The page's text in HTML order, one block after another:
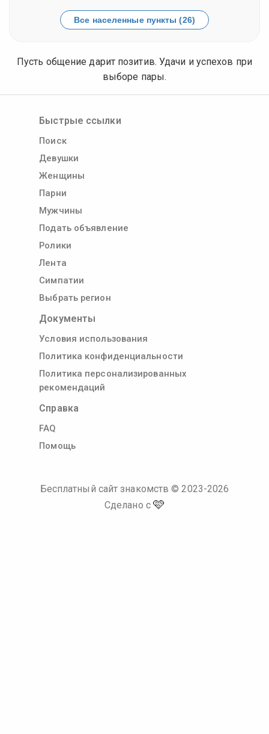
Все населенные пункты (26)
Пусть общение дарит позитив. Удачи и успехов при
выборе пары.
Быстрые ссылки
Поиск
Девушки
Женщины
Парни
Мужчины
Подать объявление
Ролики
Лента
Симпатии
Выбрать регион
Документы
Условия использования
Политика конфиденциальности
Политика персонализированных
рекомендаций
Справка
FAQ
Помощь
Бесплатный сайт знакомств © 2023-2026
Сделано с 🩷